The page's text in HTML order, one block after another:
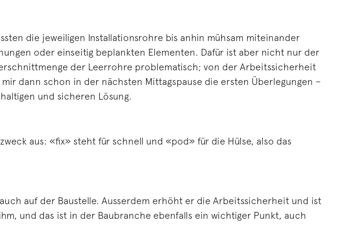
die jeweiligen Installationsrohre bis anhin mühsam miteinander
oder einseitig beplankten Elementen. Dafür ist aber nicht nur der
der Leerrohre problematisch; von der Arbeitssicherheit
dann schon in der nächsten Mittagspause die ersten Überlegungen –
und sicheren Lösung.
aus: «fix» steht für schnell und «pod» für die Hülse, also das
auf der Baustelle. Ausserdem erhöht er die Arbeitssicherheit und ist
und das ist in der Baubranche ebenfalls ein wichtiger Punkt, auch